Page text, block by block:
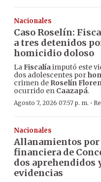
Nacionales
Caso Roselín:
a tres detenidos
homicidio doloso
LaFiscalíaimputó este
dos adolescentes por
crimen de Roselín
ocurrido en Caazapá.
Agosto 7, 2026 07:57 p. m. ·
Nacionales
Allanamientos por
financiera de
dos aprehendidos
evidencias